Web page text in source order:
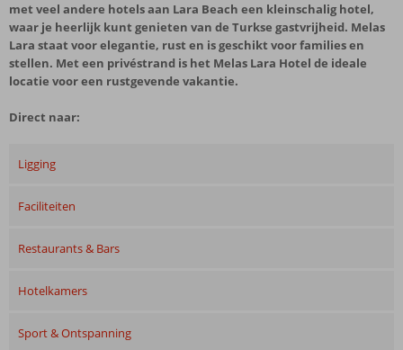
met veel andere hotels aan Lara Beach een kleinschalig hotel,
waar je heerlijk kunt genieten van de Turkse gastvrijheid. Melas
Lara staat voor elegantie, rust en is geschikt voor families en
stellen. Met een privéstrand is het Melas Lara Hotel de ideale
locatie voor een rustgevende vakantie.
Direct naar:
Ligging
Faciliteiten
Restaurants & Bars
Hotelkamers
Sport & Ontspanning